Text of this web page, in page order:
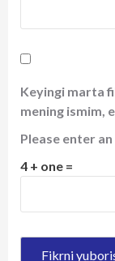
Keyingi marta
mening ismim,
Please enter
4 + one =